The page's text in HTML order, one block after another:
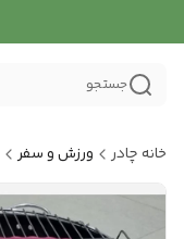
جستجو
خانه چادر ورزش و سفر